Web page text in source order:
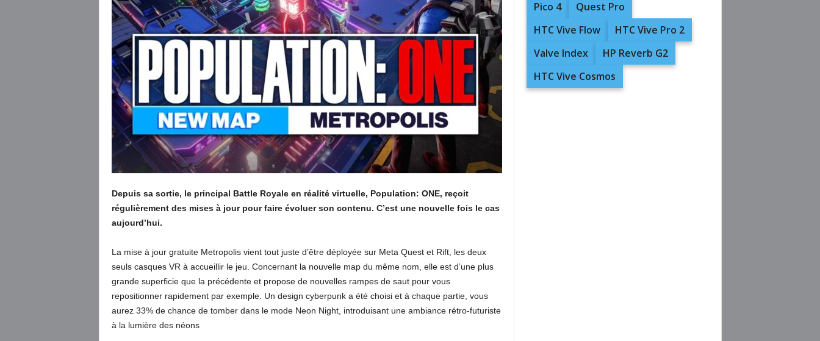
Depuis sa sortie, le principal Battle Royale en réalité virtuelle, Population: ONE, reçoit
régulièrement des mises à jour pour faire évoluer son contenu. C’est une nouvelle fois le cas
aujourd’hui.
La mise à jour gratuite Metropolis vient tout juste d’être déployée sur Meta Quest et Rift, les deux
seuls casques VR à accueillir le jeu. Concernant la nouvelle map du même nom, elle est d’une plus
grande superficie que la précédente et propose de nouvelles rampes de saut pour vous
repositionner rapidement par exemple. Un design cyberpunk a été choisi et à chaque partie, vous
aurez 33% de chance de tomber dans le mode Neon Night, introduisant une ambiance rétro-futuriste
à la lumière des néons
Pico 4
Quest Pro
HTC Vive Flow
HTC Vive Pro 2
Valve Index
HP Reverb G2
HTC Vive Cosmos